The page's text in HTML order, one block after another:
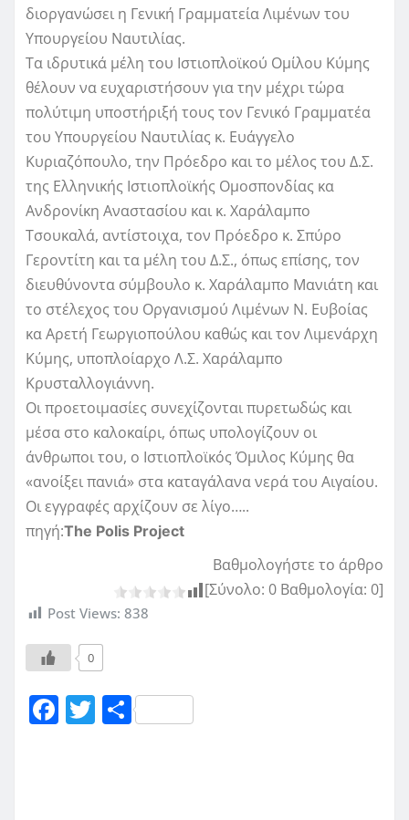
διοργανώσει η Γενική Γραμματεία Λιμένων του
Υπουργείου Ναυτιλίας.
Τα ιδρυτικά μέλη του Ιστιοπλοϊκού Ομίλου Κύμης
θέλουν να ευχαριστήσουν για την μέχρι τώρα
πολύτιμη υποστήριξή τους τον Γενικό Γραμματέα
του Υπουργείου Ναυτιλίας κ. Ευάγγελο
Κυριαζόπουλο, την Πρόεδρο και το μέλος του Δ.Σ.
της Ελληνικής Ιστιοπλοϊκής Ομοσπονδίας κα
Ανδρονίκη Αναστασίου και κ. Χαράλαμπο
Τσουκαλά, αντίστοιχα, τον Πρόεδρο κ. Σπύρο
Γεροντίτη και τα μέλη του Δ.Σ., όπως επίσης, τον
διευθύνοντα σύμβουλο κ. Χαράλαμπο Μανιάτη και
το στέλεχος του Οργανισμού Λιμένων Ν. Ευβοίας
κα Αρετή Γεωργιοπούλου καθώς και τον Λιμενάρχη
Κύμης, υποπλοίαρχο Λ.Σ. Χαράλαμπο
Κρυσταλλογιάννη.
Οι προετοιμασίες συνεχίζονται πυρετωδώς και
μέσα στο καλοκαίρι, όπως υπολογίζουν οι
άνθρωποι του, ο Ιστιοπλοϊκός Όμιλος Κύμης θα
«ανοίξει πανιά» στα καταγάλανα νερά του Αιγαίου.
Οι εγγραφές αρχίζουν σε λίγο…..
πηγή:The Polis Project
Βαθμολογήστε το άρθρο
[Σύνολο: 0 Βαθμολογία: 0]
Post Views: 838
0
F T Μ